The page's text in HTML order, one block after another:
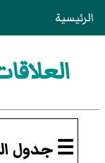
الرئيسية
☰ جدول